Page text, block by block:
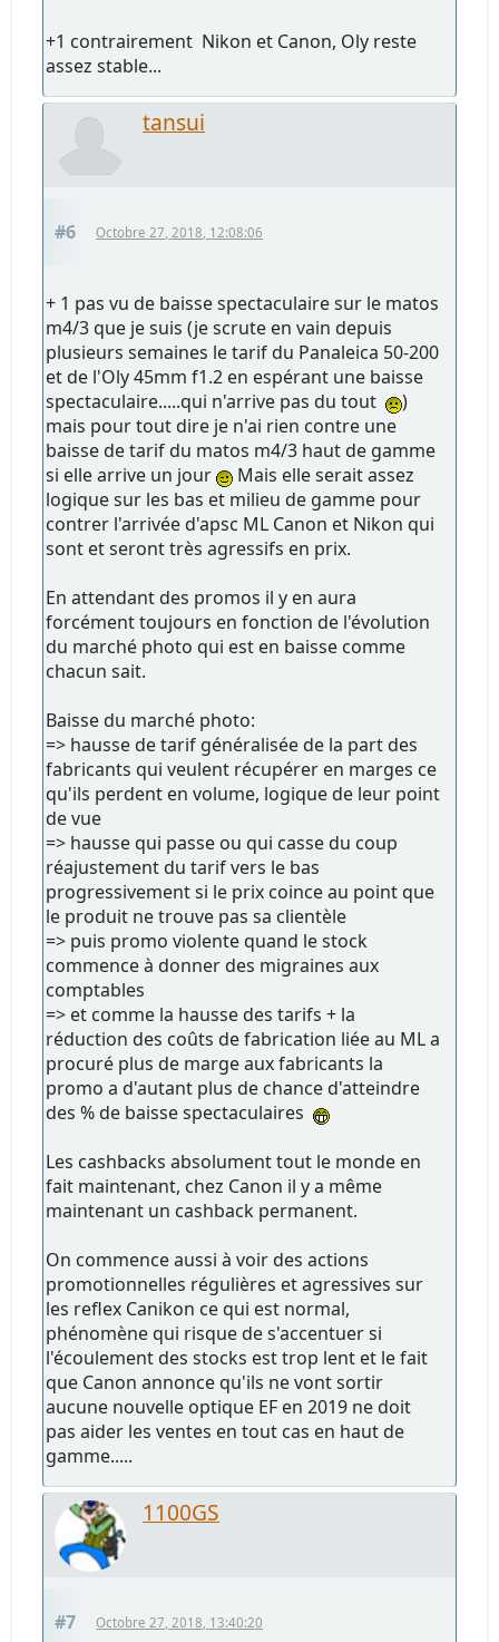
+1 contrairement Nikon et Canon, Oly reste
assez stable...
tansui
#6 Octobre 27, 2018, 12:08:06
+ 1 pas vu de baisse spectaculaire sur le matos
m4/3 que je suis (je scrute en vain depuis
plusieurs semaines le tarif du Panaleica 50-200
et de l'Oly 45mm f1.2 en espérant une baisse
spectaculaire.....qui n'arrive pas du tout
)
mais pour tout dire je n'ai rien contre une
baisse de tarif du matos m4/3 haut de gamme
si elle arrive un jour
Mais elle serait assez
logique sur les bas et milieu de gamme pour
contrer l'arrivée d'apsc ML Canon et Nikon qui
sont et seront très agressifs en prix.
En attendant des promos il y en aura
forcément toujours en fonction de l'évolution
du marché photo qui est en baisse comme
chacun sait.
Baisse du marché photo:
=> hausse de tarif généralisée de la part des
fabricants qui veulent récupérer en marges ce
qu'ils perdent en volume, logique de leur point
de vue
=> hausse qui passe ou qui casse du coup
réajustement du tarif vers le bas
progressivement si le prix coince au point que
le produit ne trouve pas sa clientèle
=> puis promo violente quand le stock
commence à donner des migraines aux
comptables
=> et comme la hausse des tarifs + la
réduction des coûts de fabrication liée au ML a
procuré plus de marge aux fabricants la
promo a d'autant plus de chance d'atteindre
des % de baisse spectaculaires
Les cashbacks absolument tout le monde en
fait maintenant, chez Canon il y a même
maintenant un cashback permanent.
On commence aussi à voir des actions
promotionnelles régulières et agressives sur
les reflex Canikon ce qui est normal,
phénomène qui risque de s'accentuer si
l'écoulement des stocks est trop lent et le fait
que Canon annonce qu'ils ne vont sortir
aucune nouvelle optique EF en 2019 ne doit
pas aider les ventes en tout cas en haut de
gamme.....
1100GS
#7 Octobre 27, 2018, 13:40:20